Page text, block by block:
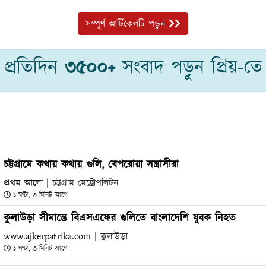
সম্পূর্ণ আর্টিকেলটি পড়ুন
প্রতিদিন ৩৫০০+সংবাদ পড়ুন প্রিয়-তে
চট্টগ্রামে কথায় কথায় গুলি, বেপরোয়া সন্ত্রাসীরা
প্রথম আলো | চট্টগ্রাম মেট্রোপলিটন
১ ঘণ্টা, ৩ মিনিট আগে
কুলাউড়া সীমান্তে বিএসএফের গুলিতে বাংলাদেশি যুবক নিহত
www.ajkerpatrika.com | কুলাউড়া
১ ঘণ্টা, ৩ মিনিট আগে